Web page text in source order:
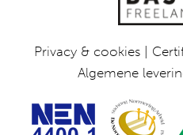
Privacy & cookies
Algemene